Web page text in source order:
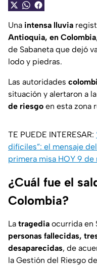
Una intensa lluvia
Antioquia, en Colombia
de Sabaneta que dejó
lodo y piedras.
Las autoridades
situación y alertaron a
de riesgo en esta zona
TE PUEDE INTERESAR:
difíciles”: el mensaje
primera misa HOY 9 de
¿Cuál fue el
Colombia?
La tragedia ocurrida en
personas fallecidas,
desaparecidas, de
la Gestión del Riesgo